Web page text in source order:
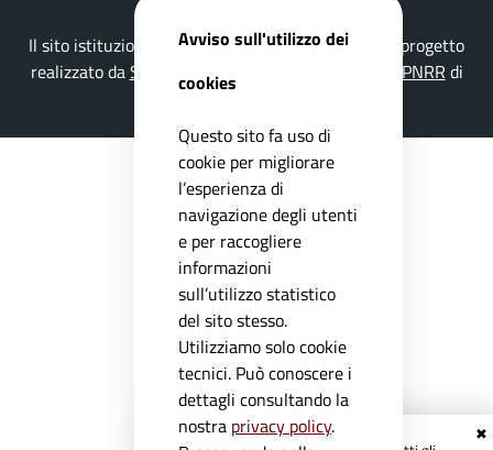
✖
Il sito istituzionale del Comune di Nuvolento è un progetto
realizzato daSecoval srlcon la Soluzione Comuni PNRR di
ISWEB S.p.A.
Avviso sull'utilizzo dei
cookies
Questo sito fa uso di
cookie per migliorare
l’esperienza di
navigazione degli utenti
e per raccogliere
informazioni
sull’utilizzo statistico
del sito stesso.
Utilizziamo solo cookie
tecnici. Può conoscere i
dettagli consultando la
nostra privacy policy.